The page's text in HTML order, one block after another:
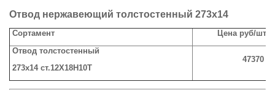
Отвод нержавеющий толстостенный 273х14
Сортамент
Цена руб/шт с
Отвод толстостенный
273х14 ст.12Х18Н10Т
47370